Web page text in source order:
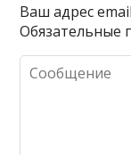
Ваш адрес
Обязательные